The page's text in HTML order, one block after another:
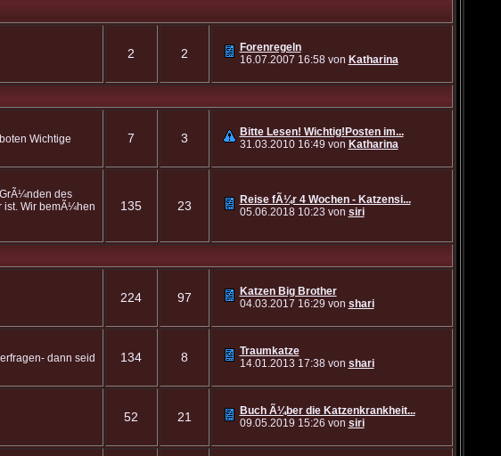
2 2
Forenregeln
16.07.2007 16:58von Katharina
Wichtige
7 3
Bitte Lesen! Wichtig!Posten im...
31.03.2010 16:49 von Katharina
des
ist. Wir bemÃ¼hen
135 23
Reise fÃ¼r 4 Wochen - Katzensi...
05.06.2018 10:23 von siri
224 97
Katzen Big Brother
04.03.2017 16:29 von shari
dann seid
134 8
Traumkatze
14.01.2013 17:38von shari
52 21
Buch Ã¼ber die Katzenkrankheit...
09.05.2019 15:26 von siri